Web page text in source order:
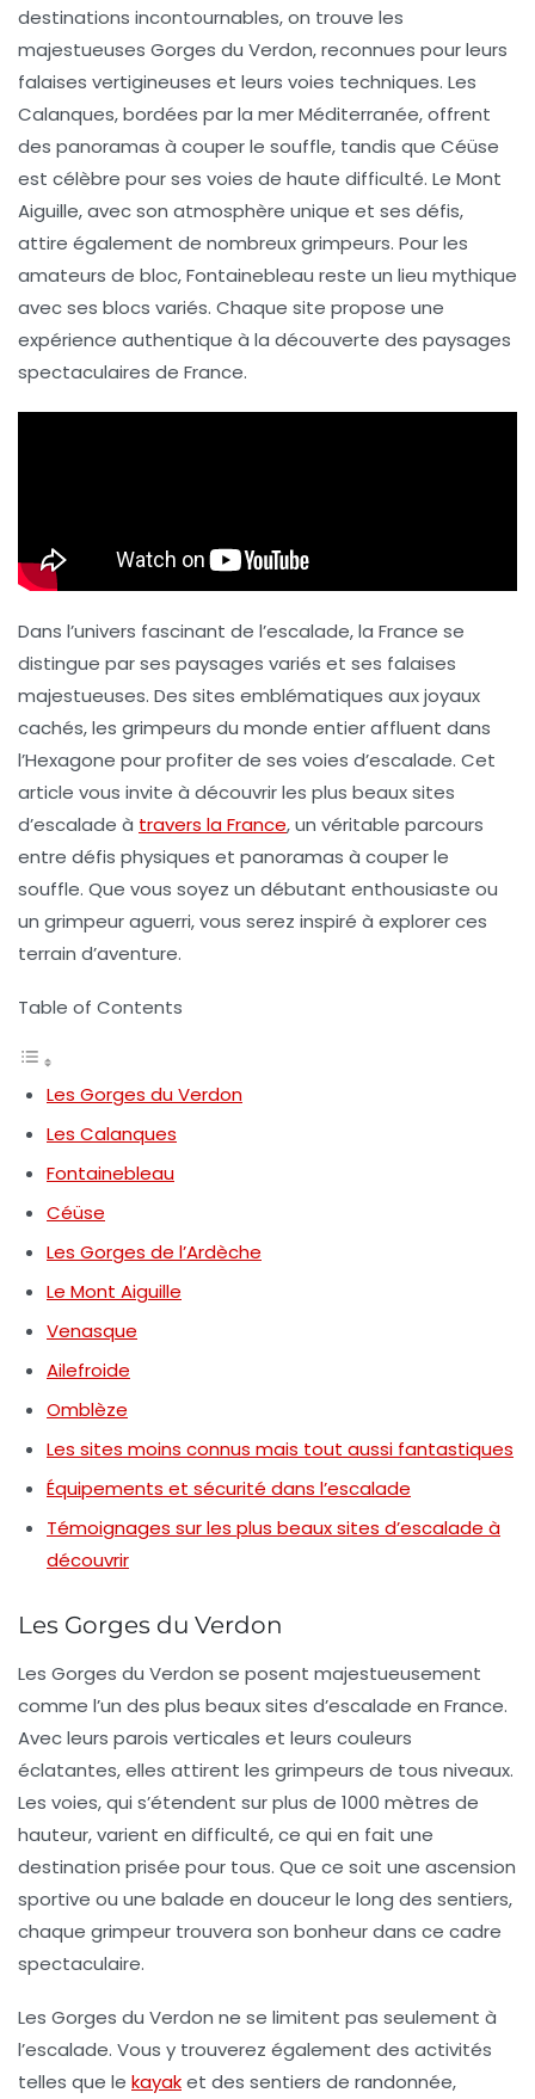
destinations incontournables, on trouve les
majestueuses Gorges du Verdon, reconnues pour leurs
falaises vertigineuses et leurs voies techniques. Les
Calanques, bordées par la mer Méditerranée, offrent
des panoramas à couper le souffle, tandis que Céüse
est célèbre pour ses voies de haute difficulté. Le Mont
Aiguille, avec son atmosphère unique et ses défis,
attire également de nombreux grimpeurs. Pour les
amateurs de bloc,Fontainebleau reste un lieu mythique
avec ses blocs variés. Chaque site propose une
expérience authentique à la découverte des paysages
spectaculaires de France.
Dans l’univers fascinant de l’escalade, la France se
distingue par ses paysages variés et ses falaises
majestueuses. Des sites emblématiques aux joyaux
cachés, les grimpeurs du monde entier affluent dans
l’Hexagone pour profiter de ses voies d’escalade. Cet
article vous invite à découvrir les plus beaux sites
d’escalade à travers la France, un véritable parcours
entre défis physiques et panoramas à couper le
souffle. Que vous soyez un débutant enthousiaste ou
un grimpeur aguerri, vous serez inspiré à explorer ces
terrain d’aventure.
Table of Contents
Les Gorges du Verdon
Les Calanques
Fontainebleau
Céüse
Les Gorges de l’Ardèche
Le Mont Aiguille
Venasque
Ailefroide
Omblèze
Les sites moins connus mais tout aussi fantastiques
Équipements et sécurité dans l’escalade
Témoignages sur les plus beaux sites d’escalade à
découvrir
Les Gorges du Verdon
Les Gorges du Verdon se posent majestueusement
comme l’un des plus beaux sites d’escalade en France.
Avec leurs parois verticales et leurs couleurs
éclatantes, elles attirent les grimpeurs de tous niveaux.
Les voies, qui s’étendent sur plus de 1000 mètres de
hauteur, varient en difficulté, ce qui en fait une
destination prisée pour tous. Que ce soit une ascension
sportive ou une balade en douceur le long des sentiers,
chaque grimpeur trouvera son bonheur dans ce cadre
spectaculaire.
Les Gorges du Verdon ne se limitent pas seulement à
l’escalade. Vous y trouverez également des activités
telles que le kayaket des sentiers de randonnée,